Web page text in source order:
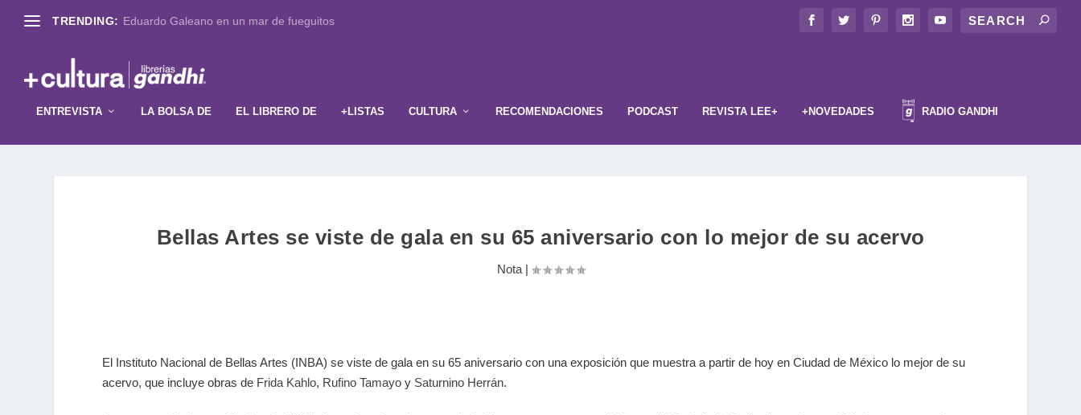
TRENDING: Eduardo Galeano en un mar de fueguitos
ENTREVISTA LA BOLSA DE EL LIBRERO DE +LISTAS CULTURA RECOMENDACIONES PODCAST REVISTA LEE+ +NOVEDADES RADIO GANDHI
Bellas Artes se viste de gala en su 65 aniversario con lo mejor de su acervo
Nota|
El Instituto Nacional de Bellas Artes (INBA) se viste de gala en su 65 aniversario con una exposición que muestra a partir de hoy en Ciudad de México lo mejor de su
acervo, que incluye obras de Frida Kahlo, Rufino Tamayo y Saturnino Herrán.